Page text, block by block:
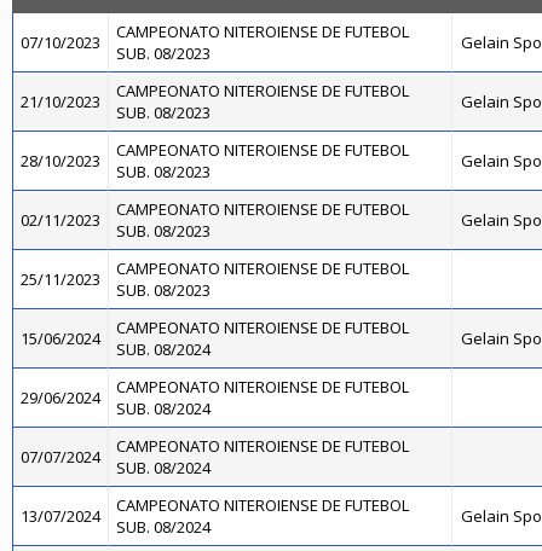
07/10/2023
CAMPEONATO NITEROIENSE DE FUTEBOL
SUB. 08/2023
Gelain
21/10/2023
CAMPEONATO NITEROIENSE DE FUTEBOL
SUB. 08/2023
Gelain
28/10/2023
CAMPEONATO NITEROIENSE DE FUTEBOL
SUB. 08/2023
Gelain
02/11/2023
CAMPEONATO NITEROIENSE DE FUTEBOL
SUB. 08/2023
Gelain
25/11/2023
CAMPEONATO NITEROIENSE DE FUTEBOL
SUB. 08/2023
15/06/2024
CAMPEONATO NITEROIENSE DE FUTEBOL
SUB. 08/2024
Gelain
29/06/2024
CAMPEONATO NITEROIENSE DE FUTEBOL
SUB. 08/2024
07/07/2024
CAMPEONATO NITEROIENSE DE FUTEBOL
SUB. 08/2024
13/07/2024
CAMPEONATO NITEROIENSE DE FUTEBOL
SUB. 08/2024
Gelain